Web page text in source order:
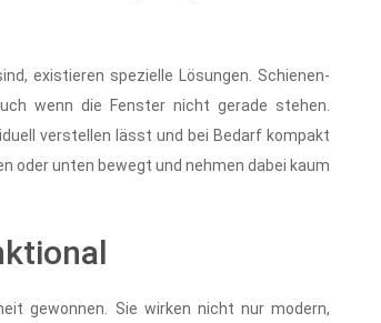
existieren spezielle Lösungen. Schienen-
wenn die Fenster nicht gerade stehen.
verstellen lässt und bei Bedarf kompakt
oder unten bewegt und nehmen dabei kaum
gewonnen. Sie wirken nicht nur modern,